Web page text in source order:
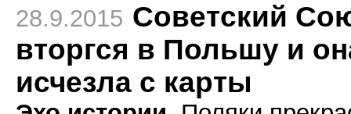
28.9.2015 Советский
вторгся в Польшу и
исчезла с карты